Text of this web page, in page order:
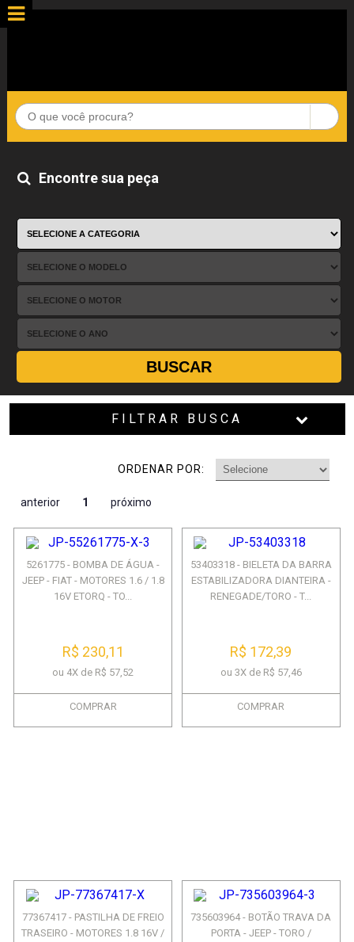
Encontre sua peça
BUSCAR
FILTRAR BUSCA
ORDENAR POR:
anterior 1 próximo
5261775 - BOMBA DE ÁGUA -
JEEP - FIAT - MOTORES 1.6 / 1.8
16V ETORQ - TO...
R$ 230,11
ou 4X de R$ 57,52
COMPRAR
53403318 - BIELETA DA BARRA
ESTABILIZADORA DIANTEIRA -
RENEGADE/TORO - T...
R$ 172,39
ou 3X de R$ 57,46
COMPRAR
77367417 - PASTILHA DE FREIO
TRASEIRO - MOTORES 1.8 16V /
735603964 - BOTÃO TRAVA DA
PORTA - JEEP - TORO /